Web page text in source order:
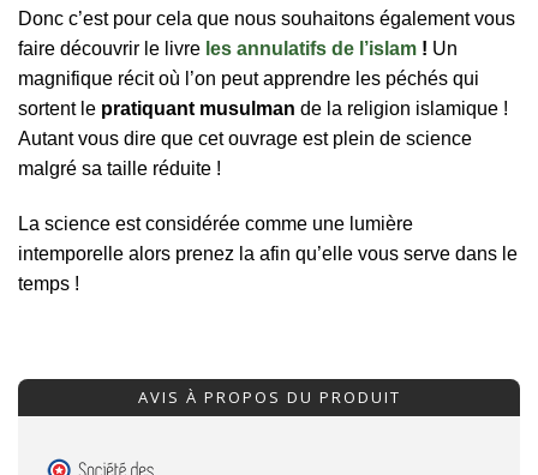
Donc c’est pour cela que nous souhaitons également vous
faire découvrir le livre les annulatifs de l’islam ! Un
magnifique récit où l’on peut apprendre les péchés qui
sortent le pratiquant musulman de la religion islamique !
Autant vous dire que cet ouvrage est plein de science
malgré sa taille réduite !
La science est considérée comme une lumière
intemporelle alors prenez la afin qu’elle vous serve dans le
temps !
AVIS À PROPOS DU PRODUIT